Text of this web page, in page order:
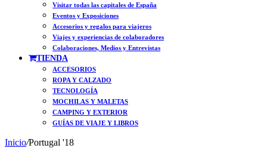
Visitar todas las capitales de España
Eventos y Exposiciones
Accesorios y regalos para viajeros
Viajes y experiencias de colaboradores
Colaboraciones, Medios y Entrevistas
TIENDA
ACCESORIOS
ROPA Y CALZADO
TECNOLOGÍA
MOCHILAS Y MALETAS
CAMPING Y EXTERIOR
GUÍAS DE VIAJE Y LIBROS
Inicio/Portugal '18